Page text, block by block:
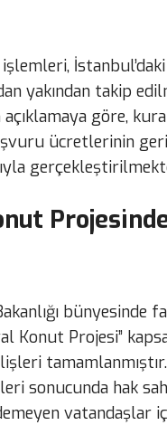
işlemleri,
yakından takip
açıklamaya göre,
ücretlerinin
bünyesinde
Konut Projesi”
sonucunda hak
vatandaşlar